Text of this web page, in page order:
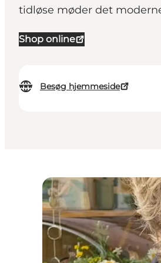
tidløse møder det
Shop online
Besøg hjemmeside